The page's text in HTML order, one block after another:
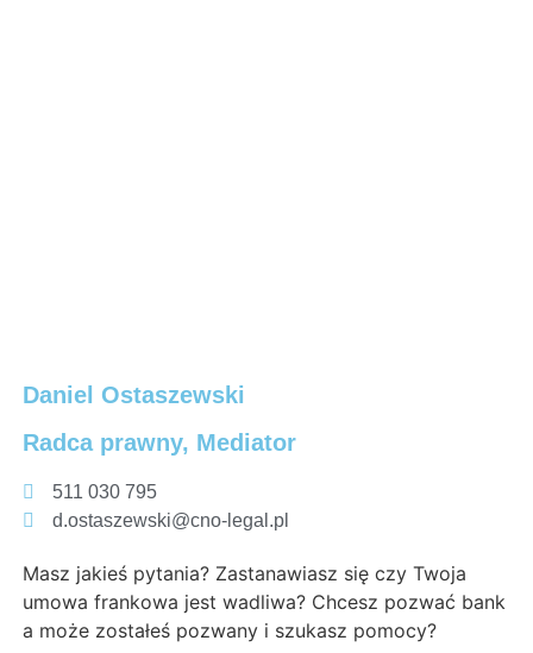
Daniel Ostaszewski
Radca prawny, Mediator
511 030 795
d.ostaszewski@cno-legal.pl
Masz jakieś pytania? Zastanawiasz się czy Twoja
umowa frankowa jest wadliwa? Chcesz pozwać bank
a może zostałeś pozwany i szukasz pomocy?